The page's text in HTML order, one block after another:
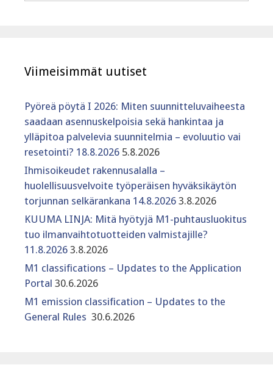
Viimeisimmät uutiset
Pyöreä pöytä I 2026: Miten suunnitteluvaiheesta
saadaan asennuskelpoisia sekä hankintaa ja
ylläpitoa palvelevia suunnitelmia – evoluutio vai
resetointi? 18.8.2026 5.8.2026
Ihmisoikeudet rakennusalalla –
huolellisuusvelvoite työperäisen hyväksikäytön
torjunnan selkärankana 14.8.2026 3.8.2026
KUUMA LINJA: Mitä hyötyjä M1-puhtausluokitus
tuo ilmanvaihtotuotteiden valmistajille?
11.8.2026 3.8.2026
M1 classifications – Updates to the Application
Portal 30.6.2026
M1 emission classification – Updates to the
General Rules 30.6.2026